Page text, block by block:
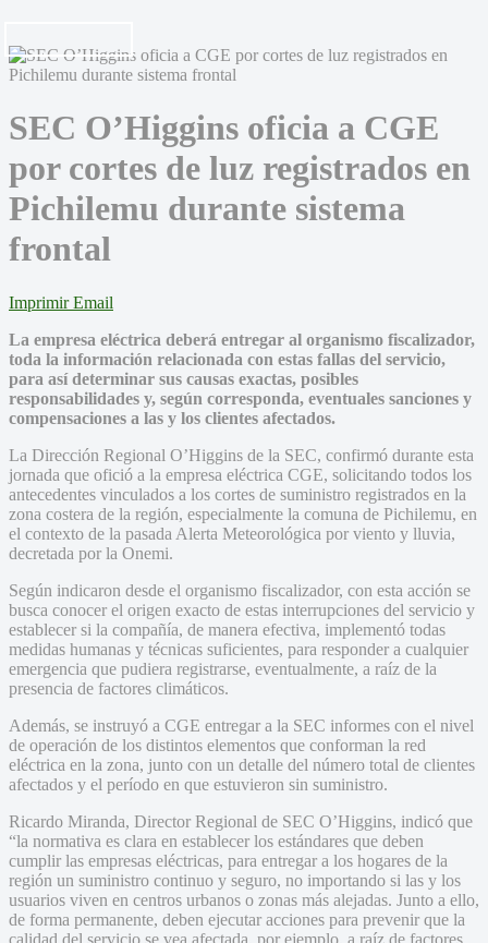
SEC O’Higgins oficia a CGE
por cortes de luz registrados en
Pichilemu durante sistema
frontal
Imprimir Email
La empresa eléctrica deberá entregar al organismo fiscalizador,
toda la información relacionada con estas fallas del servicio,
para así determinar sus causas exactas, posibles
responsabilidades y, según corresponda, eventuales sanciones y
compensaciones a las y los clientes afectados.
La Dirección Regional O’Higgins de la SEC, confirmó durante esta
jornada que ofició a la empresa eléctrica CGE, solicitando todos los
antecedentes vinculados a los cortes de suministro registrados en la
zona costera de la región, especialmente la comuna de Pichilemu, en
el contexto de la pasada Alerta Meteorológica por viento y lluvia,
decretada por la Onemi.
Según indicaron desde el organismo fiscalizador, con esta acción se
busca conocer el origen exacto de estas interrupciones del servicio y
establecer si la compañía, de manera efectiva, implementó todas
medidas humanas y técnicas suficientes, para responder a cualquier
emergencia que pudiera registrarse, eventualmente, a raíz de la
presencia de factores climáticos.
Además, se instruyó a CGE entregar a la SEC informes con el nivel
de operación de los distintos elementos que conforman la red
eléctrica en la zona, junto con un detalle del número total de clientes
afectados y el período en que estuvieron sin suministro.
Ricardo Miranda, Director Regional de SEC O’Higgins, indicó que
“la normativa es clara en establecer los estándares que deben
cumplir las empresas eléctricas, para entregar a los hogares de la
región un suministro continuo y seguro, no importando si las y los
usuarios viven en centros urbanos o zonas más alejadas. Junto a ello,
de forma permanente, deben ejecutar acciones para prevenir que la
calidad del servicio se vea afectada, por ejemplo, a raíz de factores